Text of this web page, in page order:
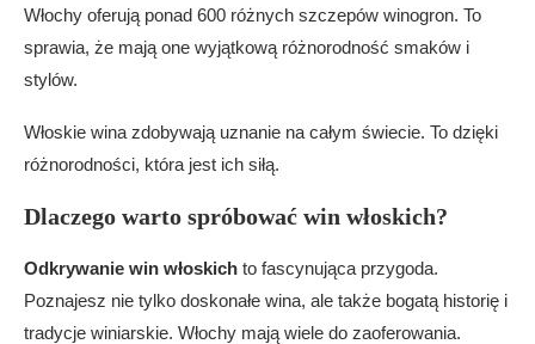
Włochy oferują ponad 600 różnych szczepów winogron. To
sprawia, że mają one wyjątkową różnorodność smaków i
stylów.
Włoskie wina zdobywają uznanie na całym świecie. To dzięki
różnorodności, która jest ich siłą.
Dlaczego warto spróbować win włoskich?
Odkrywanie win włoskich to fascynująca przygoda.
Poznajesz nie tylko doskonałe wina, ale także bogatą historię i
tradycje winiarskie. Włochy mają wiele do zaoferowania.